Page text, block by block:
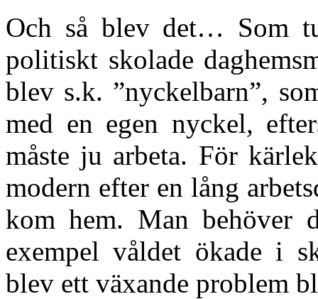
Och så blev det… Som
politiskt skolade
blev s.k. ”nyckelbarn”,
med en egen nyckel,
måste ju arbeta. För
modern efter en lång
kom hem. Man behöver
exempel våldet ökade i
blev ett växande problem